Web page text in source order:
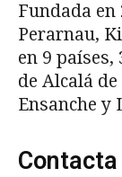
Fundada
Perarnau,
en 9 países,
de Alcalá
Ensanche y